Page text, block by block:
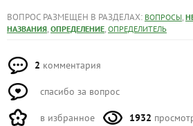
ВОПРОС РАЗМЕЩЕН В РАЗДЕЛАХ: ВОПРОСЫ,
НАЗВАНИЯ, ОПРЕДЕЛЕНИЕ, ОПРЕДЕЛИТЕЛЬ
2 комментария
спасибо за вопрос
в избранное 1932